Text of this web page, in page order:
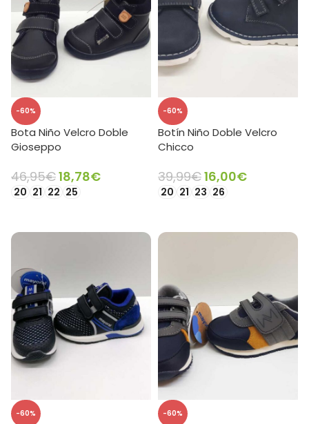
-60%
Bota Niño Velcro Doble
Gioseppo
46,95€18,78€
20 21 22 25
-60%
Botín Niño Doble Velcro
Chicco
39,99€16,00€
20 21 23 26
-60% -60%